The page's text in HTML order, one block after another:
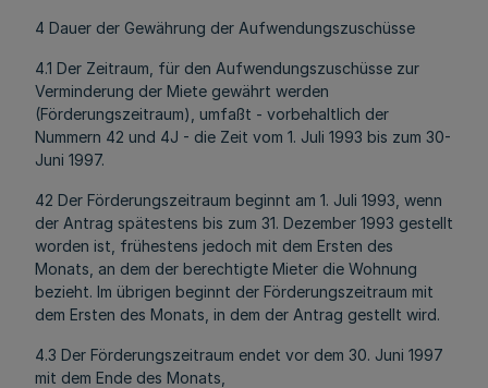
4 Dauer der Gewährung der Aufwendungszuschüsse
4.1 Der Zeitraum, für den Aufwendungszuschüsse zur
Verminderung der Miete gewährt werden
(Förderungszeitraum), umfaßt - vorbehaltlich der
Nummern 42 und 4J - die Zeit vom 1. Juli 1993 bis zum 30-
Juni 1997.
42 Der Förderungszeitraum beginnt am 1. Juli 1993, wenn
der Antrag spätestens bis zum 31. Dezember 1993 gestellt
worden ist, frühestens jedoch mit dem Ersten des
Monats, an dem der berechtigte Mieter die Wohnung
bezieht. Im übrigen beginnt der Förderungszeitraum mit
dem Ersten des Monats, in dem der Antrag gestellt wird.
4.3 Der Förderungszeitraum endet vor dem 30. Juni 1997
mit dem Ende des Monats,